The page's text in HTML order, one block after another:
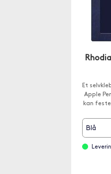
Et
Apple
kan
Blå